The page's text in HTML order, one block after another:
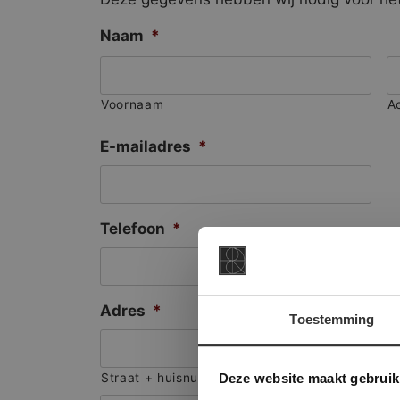
Toestemming
Deze website maakt
Naam *
Voornaam
E-mailadres *
Telefoon *
Adres *
Straat + huisnummer
Deze
onze